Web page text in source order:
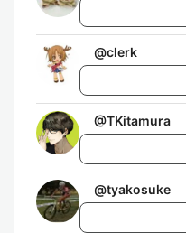
@clerk
@TKitamura
@tyakosuke